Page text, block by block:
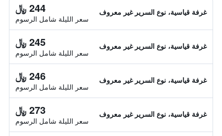
غرفة قياسية، نوع السرير غير معروف 244 ﷼
سعر الليلة شامل الرسوم
غرفة قياسية، نوع السرير غير معروف 245 ﷼
سعر الليلة شامل الرسوم
غرفة قياسية، نوع السرير غير معروف 246 ﷼
سعر الليلة شامل الرسوم
غرفة قياسية، نوع السرير غير معروف 273 ﷼
سعر الليلة شامل الرسوم